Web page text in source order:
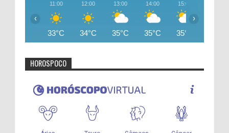
11:00
33°C
12:00
34°C
13:00
35°C
14:00
35°C
15:00
35°C
‹ ›
HOROSPOCO